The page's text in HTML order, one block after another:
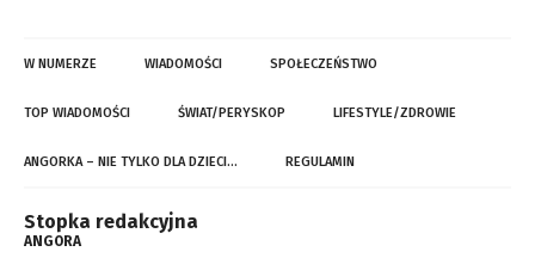
W NUMERZE WIADOMOŚCI SPOŁECZEŃSTWO
TOP WIADOMOŚCI ŚWIAT/PERYSKOP LIFESTYLE/ZDROWIE
ANGORKA – NIE TYLKO DLA DZIECI… REGULAMIN
Stopka redakcyjna
ANGORA